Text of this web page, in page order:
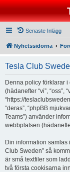
Senaste Inlägg
Nyhetssidorna
Tesla Club
Denna policy förklarar i
(hädanefter “vi”, “oss”,
“https://
“deras”, “phpBB
Teams”) använder
webbplatsen
Din information samlas
Club Sweden” så
är små textfiler som
två första cookisarna